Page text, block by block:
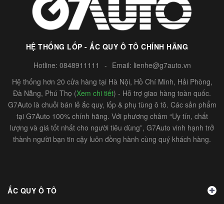
HỆ THỐNG LỐP - ẮC QUY Ô TÔ CHÍNH HÃNG
Hotline: 0848911111 - Email: lienhe@g7auto.vn
Hệ thống hơn 20 cửa hàng tại Hà Nội, Hồ Chí Minh, Hải Phòng,
Đà Nẵng, Phú Thọ (Xem chi tiết) - Hỗ trợ giao hàng toàn quốc.
G7Auto là chuỗi bán lẻ ắc quy, lốp & phụ tùng ô tô. Các sản phẩm
tại G7Auto 100% chính hãng. Với phương châm “Uy tín, chất
lượng và giá tốt nhất cho người tiêu dùng”, G7Auto vinh hạnh trở
thành người bạn tin cậy luôn đồng hành cùng quý khách hàng.
ẮC QUY Ô TÔ